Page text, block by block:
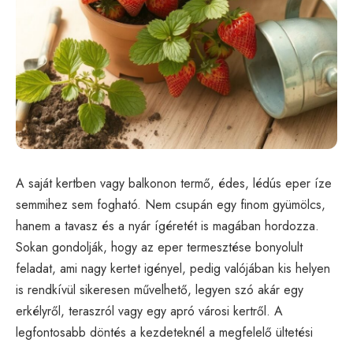
A saját kertben vagy balkonon termő, édes, lédús eper íze
semmihez sem fogható. Nem csupán egy finom gyümölcs,
hanem a tavasz és a nyár ígéretét is magában hordozza.
Sokan gondolják, hogy az eper termesztése bonyolult
feladat, ami nagy kertet igényel, pedig valójában kis helyen
is rendkívül sikeresen művelhető, legyen szó akár egy
erkélyről, teraszról vagy egy apró városi kertről. A
legfontosabb döntés a kezdeteknél a megfelelő ültetési